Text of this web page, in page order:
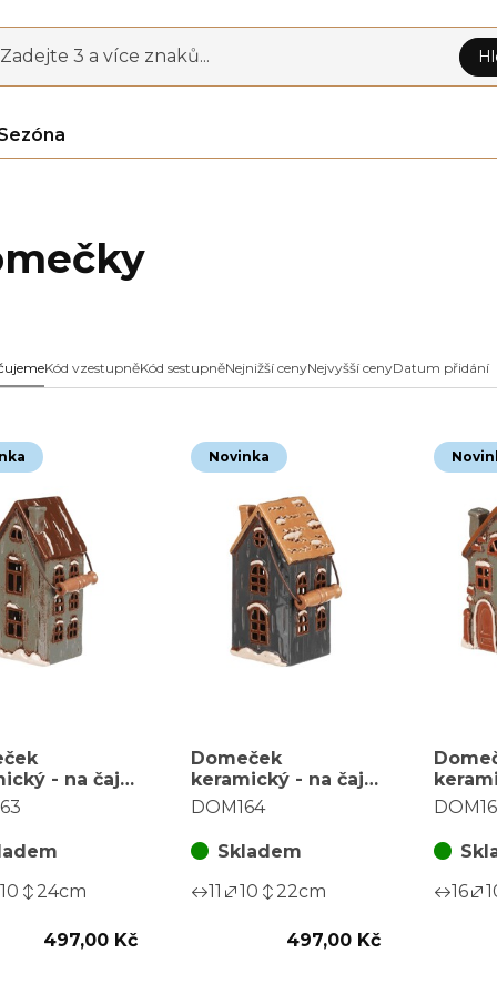
Zadejte 3 a více znaků...
Kód vzestupněKód sestupněNejnižší cenyNejvyšší cenyDatum přidání
- na čaj.
patrový s
10 24cm
497,00 Kč
Novinka
Domeček
keramický - na čaj.
svíčku, patrový s
DOM164
Skladem
11
10 22cm
497,00 Kč
16